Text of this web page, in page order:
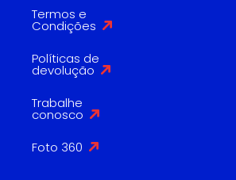
Termos e
Condições
Políticas de
devolução
Trabalhe
conosco
Foto 360